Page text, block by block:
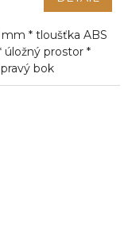
* tloušťka ABS
úložný prostor *
bok